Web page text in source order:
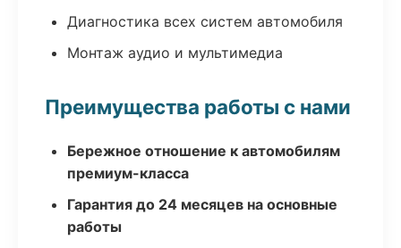
Диагностика всех систем автомобиля
Монтаж аудио и мультимедиа
Преимущества работы с нами
Бережное отношение к автомобилям
премиум-класса
Гарантия до 24 месяцев на основные
работы